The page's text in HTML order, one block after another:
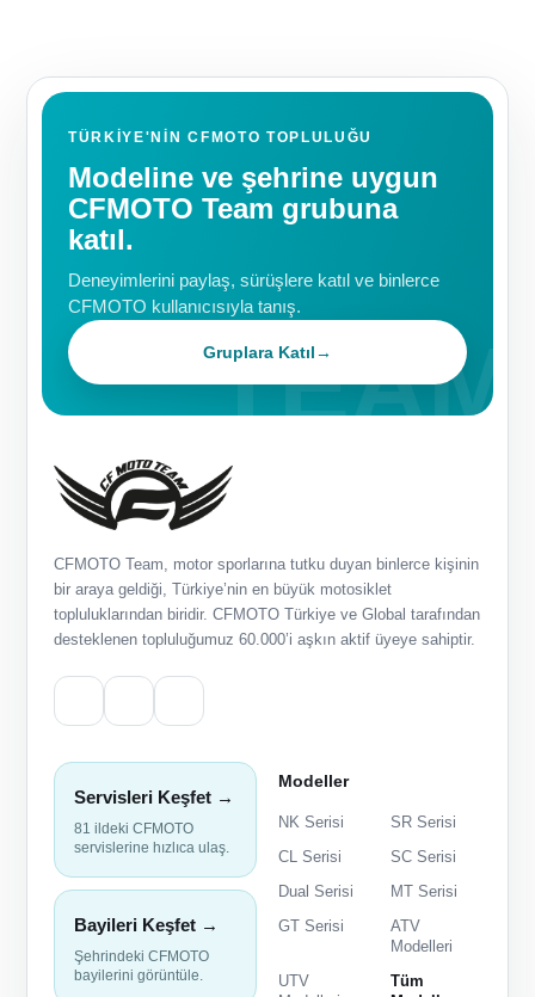
TÜRKIYE'NIN CFMOTO TOPLULUĞU
Modeline ve şehrine uygun
CFMOTO Team grubuna
katıl.
Deneyimlerini paylaş, sürüşlere katıl ve binlerce
CFMOTO kullanıcısıyla tanış.
Gruplara Katıl→
CFMOTO Team, motor sporlarına tutku duyan binlerce kişinin
bir araya geldiği, Türkiye’nin en büyük motosiklet
topluluklarından biridir. CFMOTO Türkiye ve Global tarafından
desteklenen topluluğumuz 60.000’i aşkın aktif üyeye sahiptir.
Servisleri Keşfet →
81 ildeki CFMOTO
servislerine hızlıca ulaş.
Bayileri Keşfet →
Şehrindeki CFMOTO
bayilerini görüntüle.
Modeller
NK Serisi
SR Serisi
CL Serisi
SC Serisi
Dual Serisi
MT Serisi
GT Serisi
ATV
Modelleri
UTV
Tüm